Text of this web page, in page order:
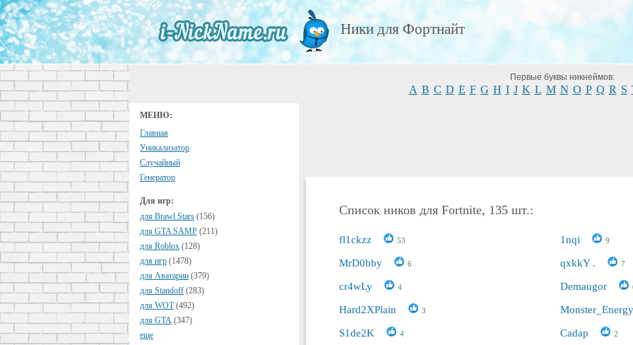
Ники для Фортнайт
МЕНЮ:
Главная
Уникализатор
Случайный
Генератор
Для игр:
для Brawl Stars (156)
для GTA SAMP (211)
для Roblox (128)
для игр (1478)
для Аватарии (379)
для Standoff (283)
для WOT (492)
для GTA (347)
еще
Первые буквы никнеймов:
A B C D E F G H I J K L M N O P Q R S
Список ников для Fortnite, 135 шт.:
fl1ckzz 53 1nqi 9
MrD0bby 6 qxkkY . 7
cr4wLy 4 Demaugor
Hard2XPlain 3
S1de2K 4 Cadap 2